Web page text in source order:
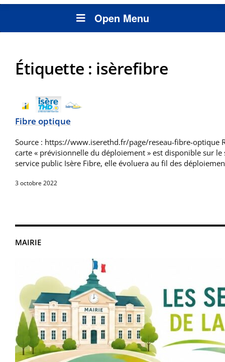
Open Menu
MAIRIE
Étiquette : isèrefibre
Fibre optique
Source : https://www.iserethd.fr/page/reseau-fibre-optique
carte « prévisionnelle du déploiement » est disponible sur le
service public Isère Fibre, elle évoluera au fil des
3 octobre 2022